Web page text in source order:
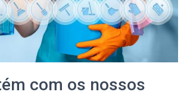
com os nossos